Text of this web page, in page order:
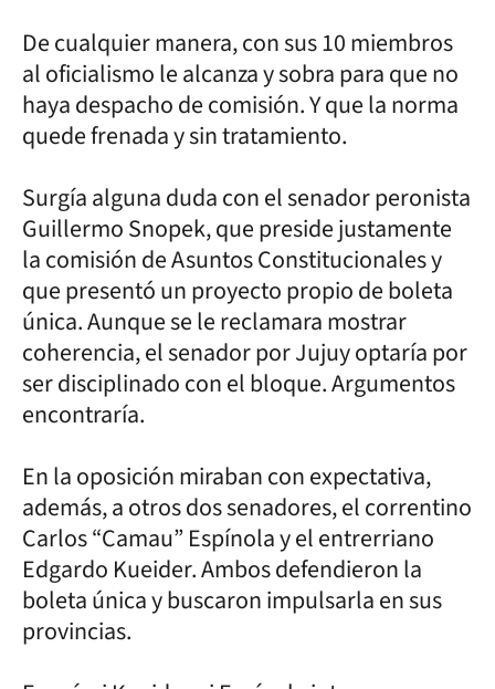
De cualquier manera, con sus 10 miembros
al oficialismo le alcanza y sobra para que no
haya despacho de comisión. Y que la norma
quede frenada y sin tratamiento.
Surgía alguna duda con el senador peronista
Guillermo Snopek, que preside justamente
la comisión de Asuntos Constitucionales y
que presentó un proyecto propio de boleta
única. Aunque se le reclamara mostrar
coherencia, el senador por Jujuy optaría por
ser disciplinado con el bloque. Argumentos
encontraría.
En la oposición miraban con expectativa,
además, a otros dos senadores, el correntino
Carlos “Camau” Espínola y el entrerriano
Edgardo Kueider. Ambos defendieron la
boleta única y buscaron impulsarla en sus
provincias.